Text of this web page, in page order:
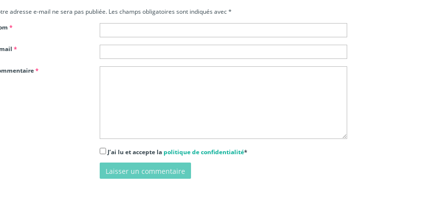
adresse e-mail ne sera pas publiée. Les champs obligatoires sont indiqués avec*
*
J’ai lu et accepte la politique de confidentialité*
*
*